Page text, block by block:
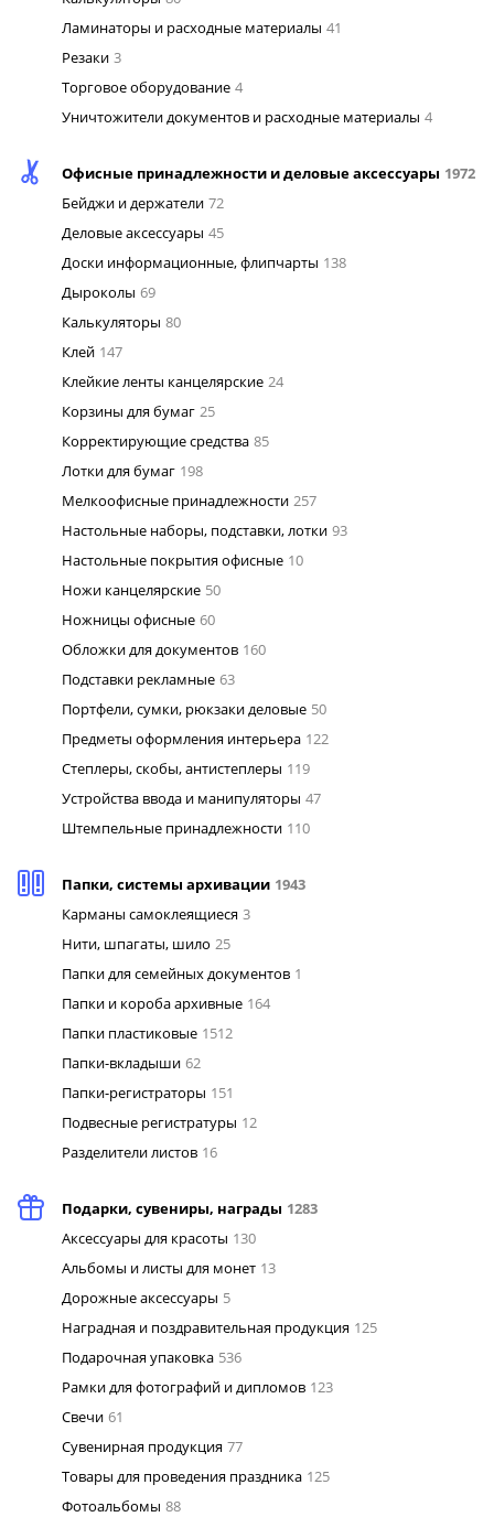
Ламинаторы и расходные материалы 41
Резаки 3
Торговое оборудование 4
Уничтожители документов и расходные материалы 4
Офисные принадлежности и деловые аксессуары 1972
Бейджи и держатели 72
Деловые аксессуары 45
Доски информационные, флипчарты 138
Дыроколы 69
Калькуляторы 80
Клей 147
Клейкие ленты канцелярские 24
Корзины для бумаг 25
Корректирующие средства 85
Лотки для бумаг 198
Мелкоофисные принадлежности 257
Настольные наборы, подставки, лотки 93
Настольные покрытия офисные 10
Ножи канцелярские 50
Ножницы офисные 60
Обложки для документов 160
Подставки рекламные 63
Портфели, сумки, рюкзаки деловые 50
Предметы оформления интерьера 122
Степлеры, скобы, антистеплеры 119
Устройства ввода и манипуляторы 47
Штемпельные принадлежности 110
Папки, системы архивации 1943
Карманы самоклеящиеся 3
Нити, шпагаты, шило 25
Папки для семейных документов 1
Папки и короба архивные 164
Папки пластиковые 1512
Папки-вкладыши 62
Папки-регистраторы 151
Подвесные регистратуры 12
Разделители листов 16
Подарки, сувениры, награды 1283
Аксессуары для красоты 130
Альбомы и листы для монет 13
Дорожные аксессуары 5
Наградная и поздравительная продукция 125
Подарочная упаковка 536
Рамки для фотографий и дипломов 123
Свечи 61
Сувенирная продукция 77
Товары для проведения праздника 125
Фотоальбомы 88